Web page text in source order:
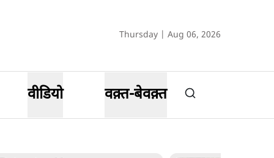
Thursday | Aug 06, 2026
वीडियो वक़्त-बेवक़्त